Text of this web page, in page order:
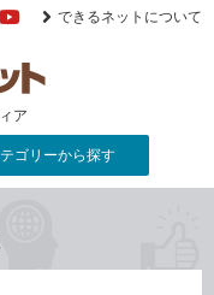
ア
YouTube
できるネットについて
ゴリーから探す